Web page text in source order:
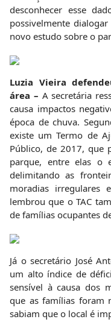
desconhecer esse
possivelmente
novo estudo sobre o
Luzia Vieira
área – A secretária
causa impactos
época de chuva.
existe um Termo de
Público, de 2017, que
parque, entre elas o
delimitando as
moradias irregulares
lembrou que o TAC
de famílias ocupantes
Já o secretário José
um alto índice de
sensível à causa dos
que as famílias foram
sabiam que o local é